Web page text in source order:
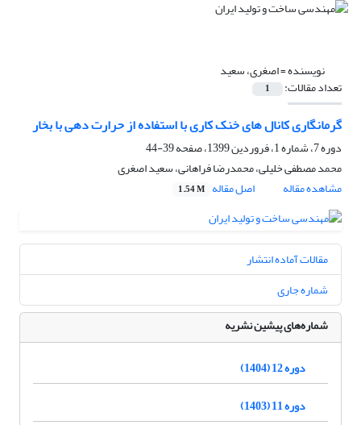
نویسنده =اصغری، سعید
تعداد مقالات: 1
گرمانگاری کانال های خنک کاری با استفاده از حرارت دهی با بخار
دوره 7، شماره 1، فروردین 1399، صفحه
39-44
محمد مصطفی خلیلی، محمدرضا فراهانی، سعید اصغری
مشاهده مقاله
اصل مقاله 1.54 M
مقالات آماده انتشار
شماره جاری
شماره‌های پیشین نشریه
دوره 12 (1404)
دوره 11 (1403)